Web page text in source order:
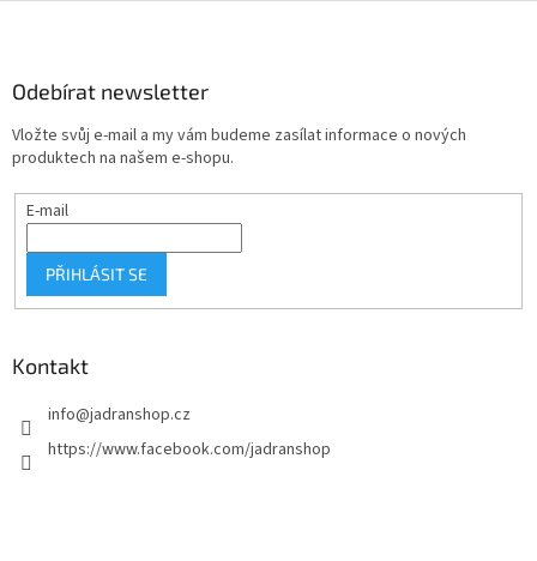
Odebírat newsletter
Vložte svůj e-mail a my vám budeme zasílat informace o nových
produktech na našem e-shopu.
E-mail
PŘIHLÁSIT SE
Kontakt
info@jadranshop.cz
https://www.facebook.com/jadranshop